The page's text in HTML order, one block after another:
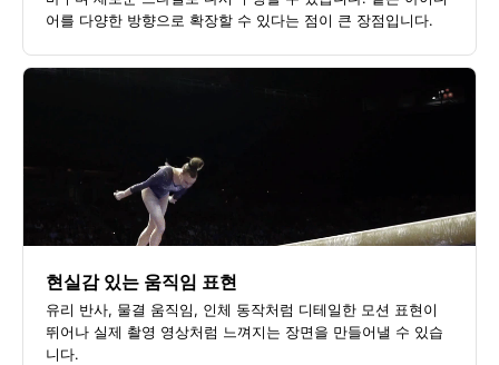
어를 다양한 방향으로 확장할 수 있다는 점이 큰 장점입니다.
현실감 있는 움직임 표현
유리 반사, 물결 움직임, 인체 동작처럼 디테일한 모션 표현이
뛰어나 실제 촬영 영상처럼 느껴지는 장면을 만들어낼 수 있습
니다.